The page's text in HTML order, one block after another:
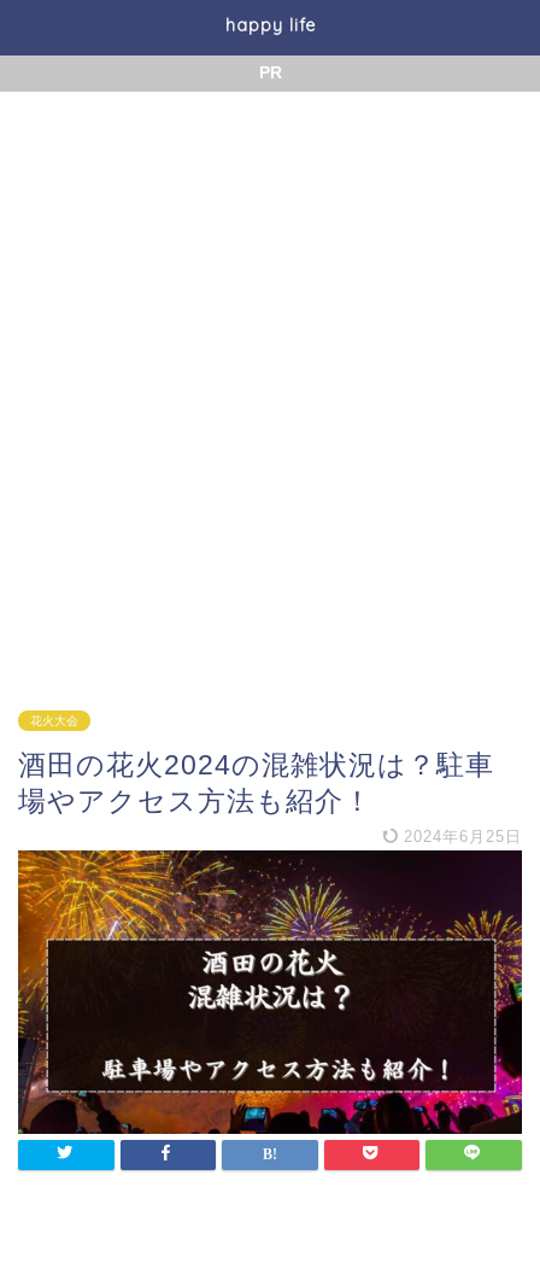
happy life
PR
花火大会
酒田の花火2024の混雑状況は？駐車
場やアクセス方法も紹介！
2024年6月25日